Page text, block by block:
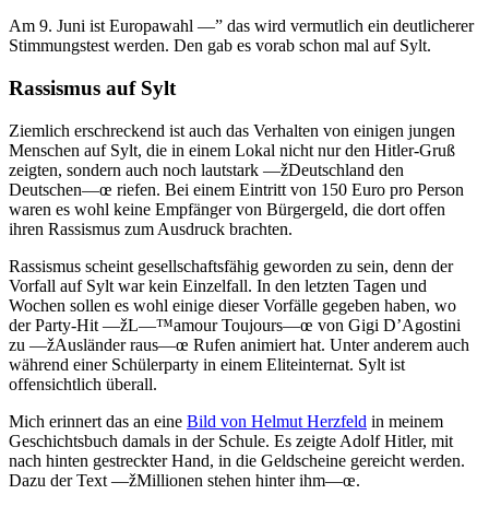
Am 9. Juni ist Europawahl —” das wird vermutlich ein deutlicherer
Stimmungstest werden. Den gab es vorab schon mal auf Sylt.
Rassismus auf Sylt
Ziemlich erschreckend ist auch das Verhalten von einigen jungen
Menschen auf Sylt, die in einem Lokal nicht nur den Hitler-Gruß
zeigten, sondern auch noch lautstark —žDeutschland den
Deutschen—œ riefen. Bei einem Eintritt von 150 Euro pro Person
waren es wohl keine Empfänger von Bürgergeld, die dort offen
ihren Rassismus zum Ausdruck brachten.
Rassismus scheint gesellschaftsfähig geworden zu sein, denn der
Vorfall auf Sylt war kein Einzelfall. In den letzten Tagen und
Wochen sollen es wohl einige dieser Vorfälle gegeben haben, wo
der Party-Hit —žL—™amour Toujours—œ von Gigi D’Agostini
zu —žAusländer raus—œ Rufen animiert hat. Unter anderem auch
während einer Schülerparty in einem Eliteinternat. Sylt ist
offensichtlich überall.
Mich erinnert das an eine Bild von Helmut Herzfeld in meinem
Geschichtsbuch damals in der Schule. Es zeigte Adolf Hitler, mit
nach hinten gestreckter Hand, in die Geldscheine gereicht werden.
Dazu der Text —žMillionen stehen hinter ihm—œ.